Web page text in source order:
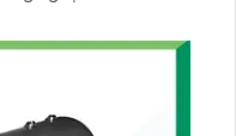
điện và truyền